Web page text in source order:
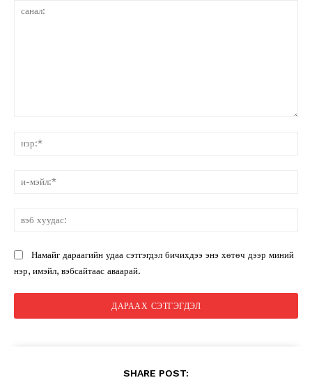
Намайг дараагийн удаа сэтгэгдэл бичихдээ энэ хөтөч дээр миний
нэр, имэйл, вэбсайтаас аваарай.
SHARE POST: